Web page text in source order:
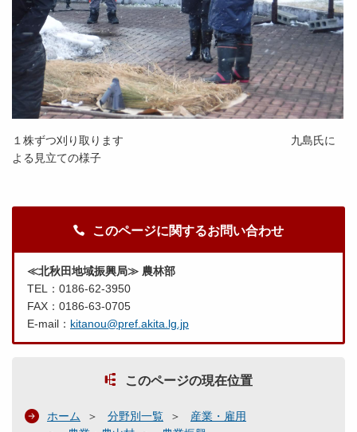
１株ずつ刈り取ります 九島氏に
よる見立ての様子
このページに関するお問い合わせ
≪北秋田地域振興局≫ 農林部
TEL：0186-62-3950
FAX：0186-63-0705
E-mail： kitanou@pref.akita.lg.jp
このページの現在位置
ホーム 分野別一覧
産業・雇用